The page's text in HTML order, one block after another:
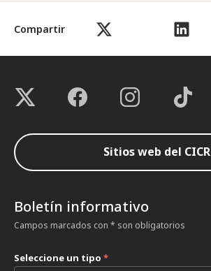
Compartir
Sitios web del CICR
Boletín informativo
Campos marcados con * son obligatorios
Seleccione un tipo *